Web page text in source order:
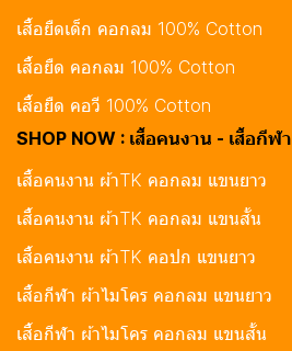
เสื้อยืดเด็ก คอกลม 100% Cotton
เสื้อยืด คอกลม 100% Cotton
เสื้อยืด คอวี 100% Cotton
SHOP NOW : เสื้อคนงาน - เสื้อกีฬา
เสื้อคนงาน ผ้าTK คอกลม แขนยาว
เสื้อคนงาน ผ้าTK คอกลม แขนสั้น
เสื้อคนงาน ผ้าTK คอปก แขนยาว
เสื้อกีฬา ผ้าไมโคร คอกลม แขนยาว
เสื้อกีฬา ผ้าไมโคร คอกลม แขนสั้น